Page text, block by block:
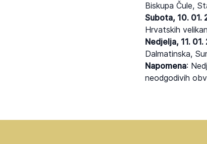
Biskupa Čule,
Subota, 10. 01.
Hrvatskih
Nedjelja, 11. 01.
Dalmatinska,
Napomena:
neodgodivih